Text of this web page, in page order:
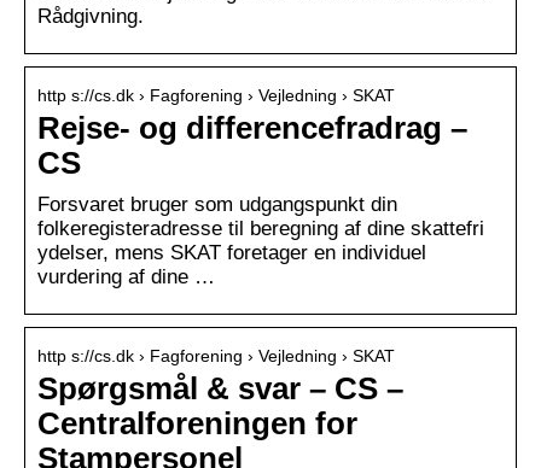
Rådgivning.
http s://cs.dk › Fagforening › Vejledning › SKAT
Rejse- og differencefradrag –
CS
Forsvaret bruger som udgangspunkt din
folkeregisteradresse til beregning af dine skattefri
ydelser, mens SKAT foretager en individuel
vurdering af dine …
http s://cs.dk › Fagforening › Vejledning › SKAT
Spørgsmål & svar – CS –
Centralforeningen for
Stampersonel